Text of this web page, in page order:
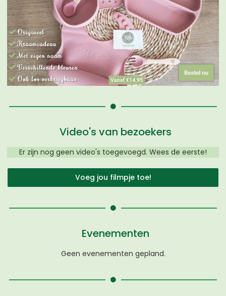
Video's van bezoekers
Er zijn nog geen video's toegevoegd. Wees de eerste!
Voeg jou filmpje toe!
Evenementen
Geen evenementen gepland.